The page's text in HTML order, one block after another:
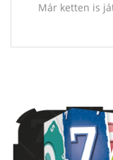
Már ketten is